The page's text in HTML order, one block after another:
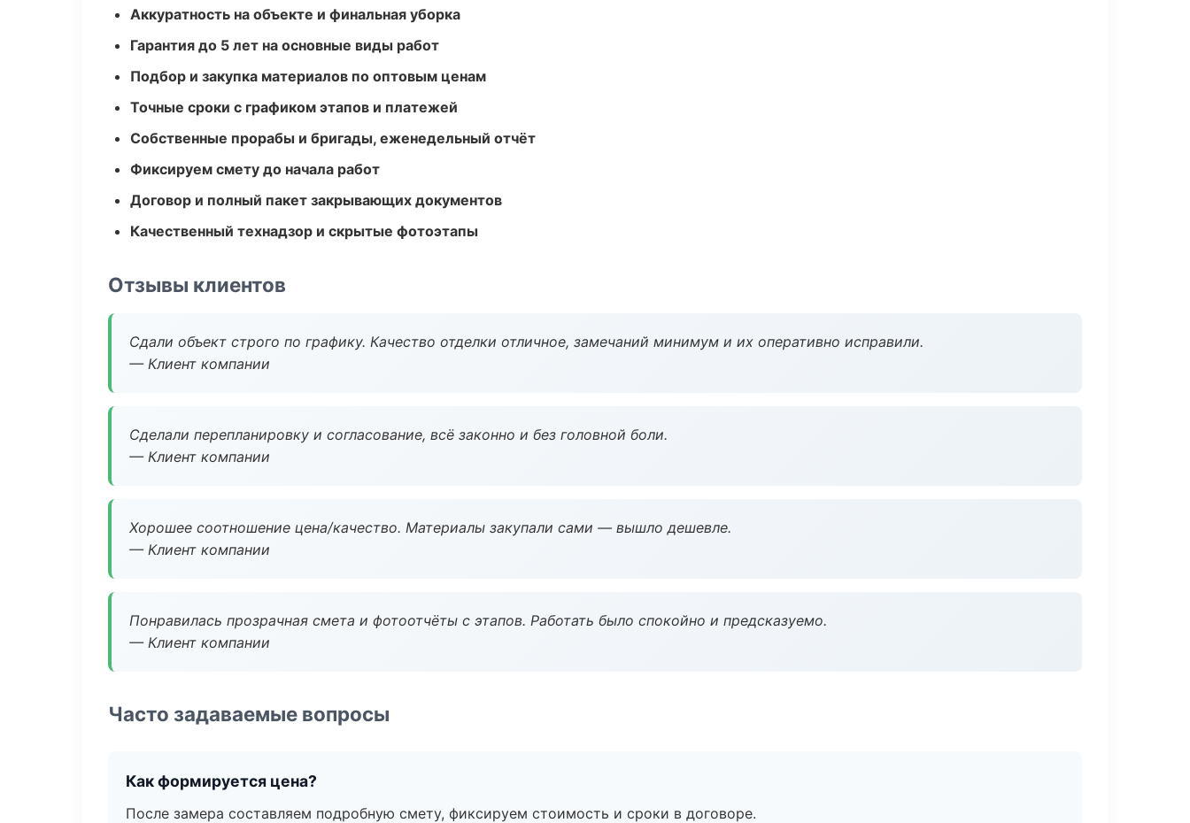
Аккуратность на объекте и финальная уборка
Гарантия до 5 лет на основные виды работ
Подбор и закупка материалов по оптовым ценам
Точные сроки с графиком этапов и платежей
Собственные прорабы и бригады, еженедельный отчёт
Фиксируем смету до начала работ
Договор и полный пакет закрывающих документов
Качественный технадзор и скрытые фотоэтапы
Отзывы клиентов
Сдали объект строго по графику. Качество отделки отличное, замечаний минимум и их оперативно исправили.
— Клиент компании
Сделали перепланировку и согласование, всё законно и без головной боли.
— Клиент компании
Хорошее соотношение цена/качество. Материалы закупали сами — вышло дешевле.
— Клиент компании
Понравилась прозрачная смета и фотоотчёты с этапов. Работать было спокойно и предсказуемо.
— Клиент компании
Часто задаваемые вопросы
Как формируется цена?
После замера составляем подробную смету, фиксируем стоимость и сроки в договоре.